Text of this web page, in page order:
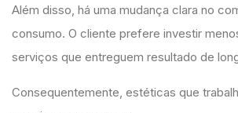
Além disso, há uma mudança clara no
consumo. O cliente prefere investir
serviços que entreguem resultado de
Consequentemente, estéticas que